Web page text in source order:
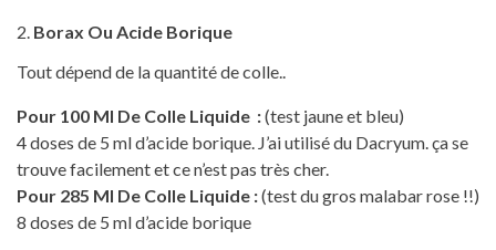
2. Borax Ou Acide Borique
Tout dépend de la quantité de colle..
Pour 100 Ml De Colle Liquide :(test jaune et bleu)
4 doses de 5 ml d’acide borique. J’ai utilisé du Dacryum. ça se
trouve facilement et ce n’est pas très cher.
Pour 285 Ml De Colle Liquide :(test du gros malabar rose !!)
8 doses de 5 ml d’acide borique